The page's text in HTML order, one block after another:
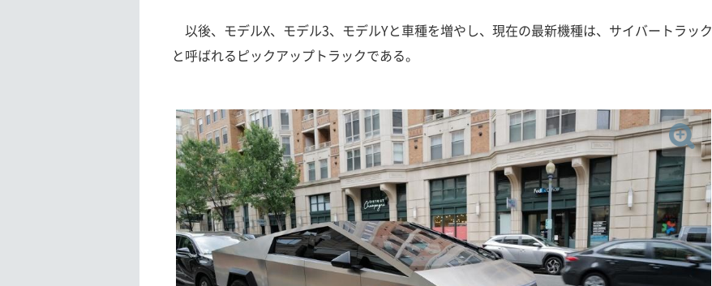
以後、モデルX、モデル3、モデルYと車種を増やし、現在の最新機種は、サイバートラック
と呼ばれるピックアップトラックである。